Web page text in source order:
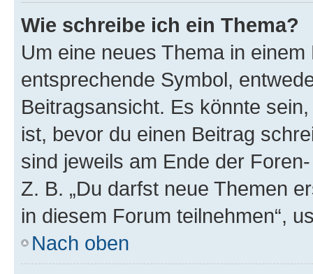
Wie schreibe ich ein Thema?
Um eine neues Thema in
entsprechende Symbol,
Beitragsansicht. Es könnte
ist, bevor du einen Beitrag
sind jeweils am Ende der
Z. B. „Du darfst neue Themen
in diesem Forum teilnehmen“,
Nach oben